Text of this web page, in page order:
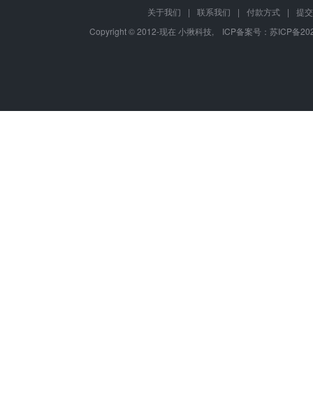
关于我们 | 联系我们 | 付款方式 |
提
Copyright © 2012-现在 小揪科技, ICP备案号： 苏ICP备